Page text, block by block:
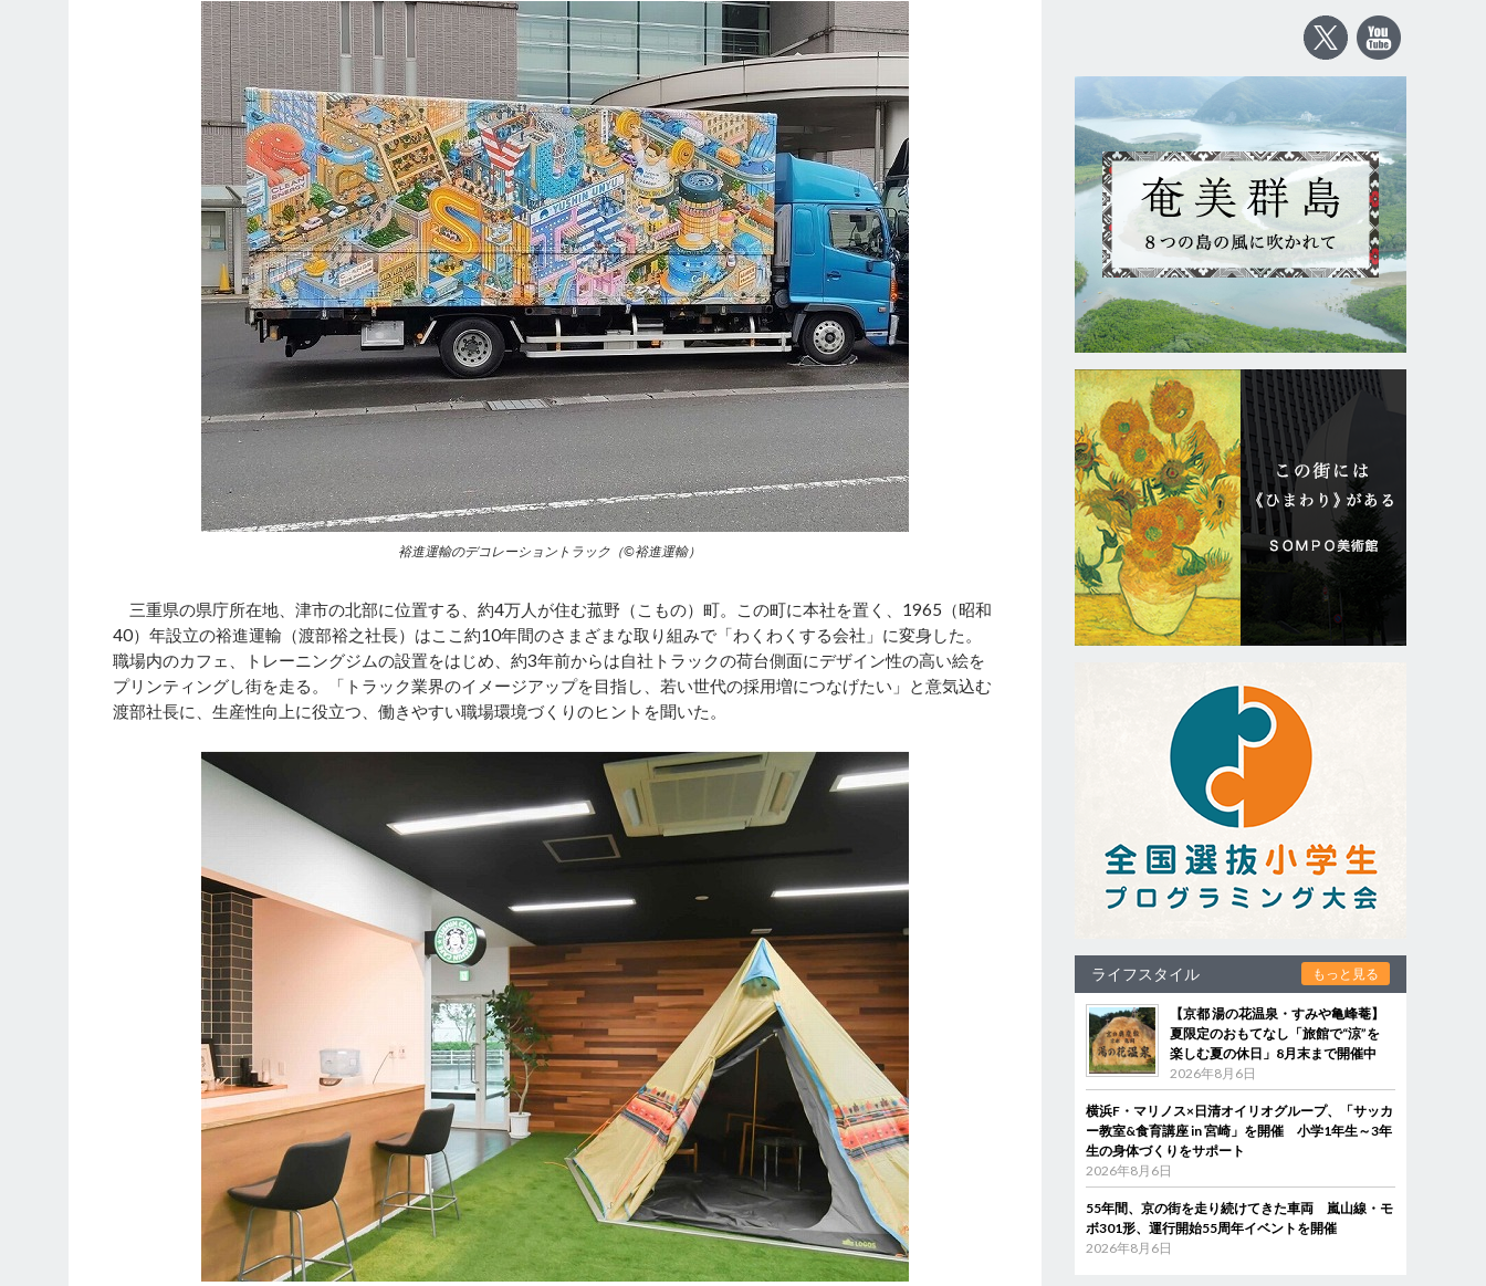
裕進運輸のデコレーショントラック（©裕進運輸）
三重県の県庁所在地、津市の北部に位置する、約4万人が住む菰野（こもの）町。この町に本社を置く、1965（昭和
40）年設立の裕進運輸（渡部裕之社長）はここ約10年間のさまざまな取り組みで「わくわくする会社」に変身した。
職場内のカフェ、トレーニングジムの設置をはじめ、約3年前からは自社トラックの荷台側面にデザイン性の高い絵を
プリンティングし街を走る。「トラック業界のイメージアップを目指し、若い世代の採用増につなげたい」と意気込む
渡部社長に、生産性向上に役立つ、働きやすい職場環境づくりのヒントを聞いた。
ライフスタイル もっと見る
【京都 湯の花温泉・すみや亀峰菴】
夏限定のおもてなし「旅館で“涼”を
楽しむ夏の休日」8月末まで開催中
2026年8月6日
横浜F・マリノス×日清オイリオグループ、「サッカ
ー教室&食育講座 in 宮崎」を開催 小学1年生～3年
生の身体づくりをサポート
2026年8月6日
55年間、京の街を走り続けてきた車両 嵐山線・モ
ボ301形、運行開始55周年イベントを開催
2026年8月6日